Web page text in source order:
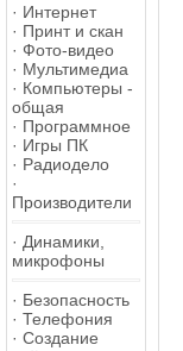
· Интернет
· Принт и скан
· Фото-видео
· Мультимедиа
· Компьютеры -
общая
· Программное
· Игры ПК
· Радиодело
·
Производители
· Динамики,
микрофоны
· Безопасность
· Телефония
· Создание